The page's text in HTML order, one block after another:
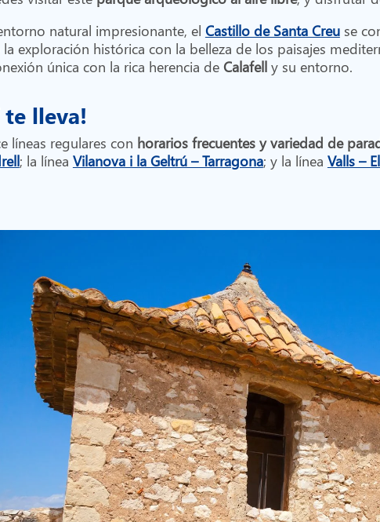
natural impresionante, el Castillo de Santa Creuse
exploración histórica con la belleza de los paisajes
única con la rica herencia deCalafelly su entorno.
te lleva!
líneas regulares con horarios frecuentes y variedad de
; la línea Vilanova i la Geltrú – Tarragona; y la línea Valls –